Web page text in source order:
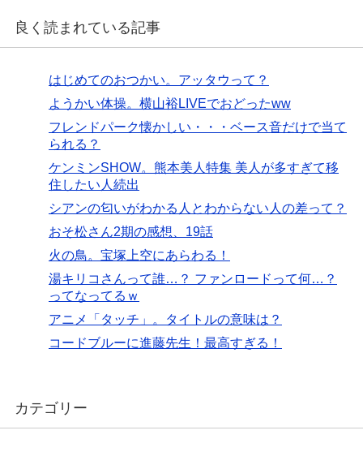
良く読まれている記事
はじめてのおつかい。アッタウって？
ようかい体操。横山裕LIVEでおどったww
フレンドパーク懐かしい・・・ベース音だけで当て
られる？
ケンミンSHOW。熊本美人特集 美人が多すぎて移
住したい人続出
シアンの匂いがわかる人とわからない人の差って？
おそ松さん2期の感想、19話
火の鳥。宝塚上空にあらわる！
湯キリコさんって誰…？ ファンロードって何…？
ってなってるｗ
アニメ「タッチ」。タイトルの意味は？
コードブルーに進藤先生！最高すぎる！
カテゴリー